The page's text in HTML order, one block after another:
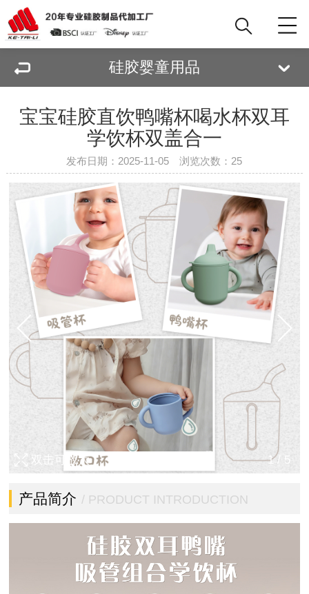
硅胶婴童用品
宝宝硅胶直饮鸭嘴杯喝水杯双耳
学饮杯双盖合一
发布日期：2025-11-05 浏览次数： 25
1/ 5
双击可放大
产品简介 / PRODUCT INTRODUCTION